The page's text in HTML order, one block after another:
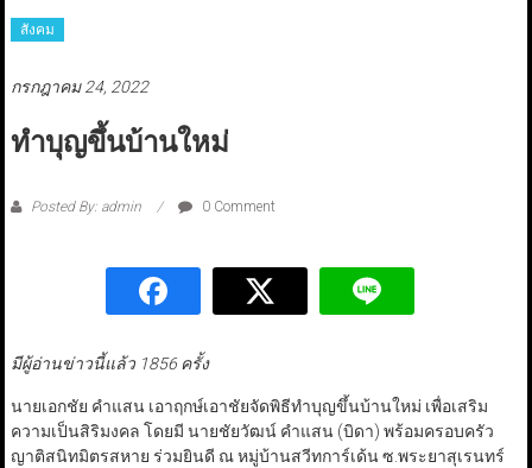
สังคม
กรกฎาคม 24, 2022
ทำบุญขึ้นบ้านใหม่
Posted By: admin 0 Comment
มีผู้อ่านข่าวนี้แล้ว 1856 ครั้ง
นายเอกชัย คำแสน เอาฤกษ์เอาชัยจัดพิธีทำบุญขึ้นบ้านใหม่ เพื่อเสริม
ความเป็นสิริมงคล โดยมี นายชัยวัฒน์ คำแสน (บิดา) พร้อมครอบครัว
ญาติสนิทมิตรสหาย ร่วมยินดี ณ หมู่บ้านสวีทการ์เด้น ซ.พระยาสุเรนทร์